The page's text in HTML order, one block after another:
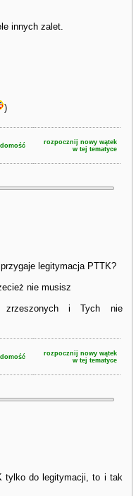
innych zalet.
)
rozpocznij nowy wątek
w tej tematyce
legitymacja PTTK?
nie musisz
zrzeszonych i Tych nie
rozpocznij nowy wątek
w tej tematyce
tylko do legitymacji, to i tak